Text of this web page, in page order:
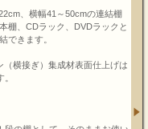
、横幅41～50cmの連結棚
棚、CDラック、DVDラックと
できます。
横接ぎ）集成材表面仕上げは